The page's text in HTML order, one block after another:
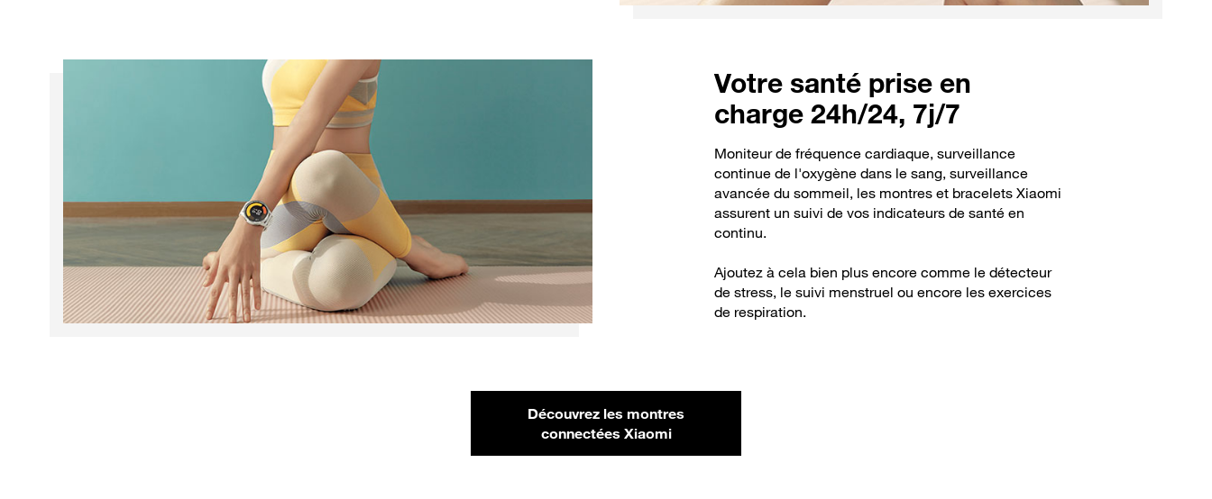
Votre santé prise en
charge 24h/24, 7j/7
Moniteur de fréquence cardiaque, surveillance
continue de l'oxygène dans le sang, surveillance
avancée du sommeil, les montres et bracelets Xiaomi
assurent un suivi de vos indicateurs de santé en
continu.
Ajoutez à cela bien plus encore comme le détecteur
de stress, le suivi menstruel ou encore les exercices
de respiration.
Découvrez les montres
connectées Xiaomi